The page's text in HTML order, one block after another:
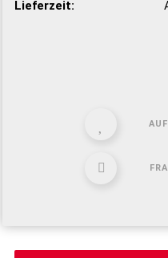
Lieferzeit: